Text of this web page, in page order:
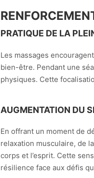
PRATIQUE DE LA
Les massages
bien-être. Pendant une
physiques. Cette
AUGMENTATION DU
En offrant un moment de
relaxation musculaire, de
corps et l’esprit. Cette
résilience face aux défis